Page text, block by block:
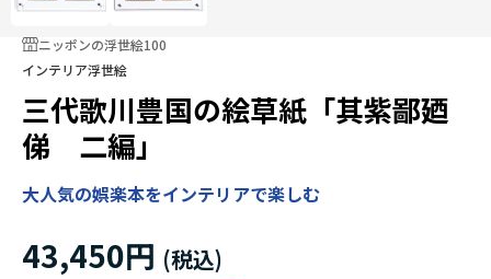
ニッポンの浮世絵100
インテリア浮世絵
三代歌川豊国の絵草紙「其紫鄙廼
俤 二編」
大人気の娯楽本をインテリアで楽しむ
43,450円